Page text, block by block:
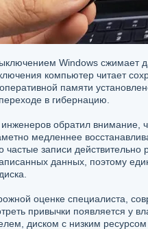
Windows сжимает
компьютер читает
памяти
в гибернацию.
обратил внимание,
медленнее
частые записи
данных, поэтому
оценке специалиста,
привычки появляется у
диском с низким